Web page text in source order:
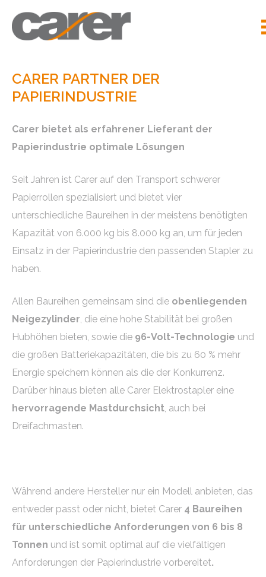
CARER PARTNER DER
PAPIERINDUSTRIE
Carer bietet als erfahrener Lieferant der
Papierindustrie optimale Lösungen
Seit Jahren ist Carer auf den Transport schwerer
Papierrollen spezialisiert und bietet vier
unterschiedliche Baureihen in der meistens benötigten
Kapazität von 6.000 kg bis 8.000 kg an, um für jeden
Einsatz in der Papierindustrie den passenden Stapler zu
haben.
Allen Baureihen gemeinsam sind die obenliegenden
Neigezylinder, die eine hohe Stabilität bei großen
Hubhöhen bieten, sowie die 96-Volt-Technologie und
die großen Batteriekapazitäten, die bis zu 60 % mehr
Energie speichern können als die der Konkurrenz.
Darüber hinaus bieten alle Carer Elektrostapler eine
hervorragende Mastdurchsicht, auch bei
Dreifachmasten.
Während andere Hersteller nur ein Modell anbieten, das
entweder passt oder nicht, bietet Carer 4 Baureihen
für unterschiedliche Anforderungen von 6 bis 8
Tonnen und ist somit optimal auf die vielfältigen
Anforderungen der Papierindustrie vorbereitet.